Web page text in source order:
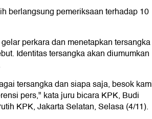
berlangsung pemeriksaan terhadap 10
perkara dan menetapkan tersangka
Identitas tersangka akan diumumkan
tersangka dan siapa saja, besok
pers," kata juru bicara KPK, Budi
KPK, Jakarta Selatan, Selasa (4/11).